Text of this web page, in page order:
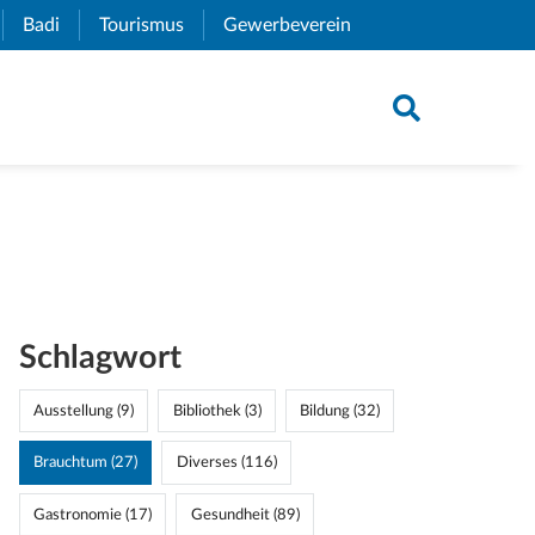
Link)
Badi (External Link)
Tourismus (External Link)
Gewerbeverein
Schlagwort
Ausstellung (9) Bibliothek (3) Bildung (32)
Brauchtum (27) Diverses (116)
Gastronomie (17) Gesundheit (89)